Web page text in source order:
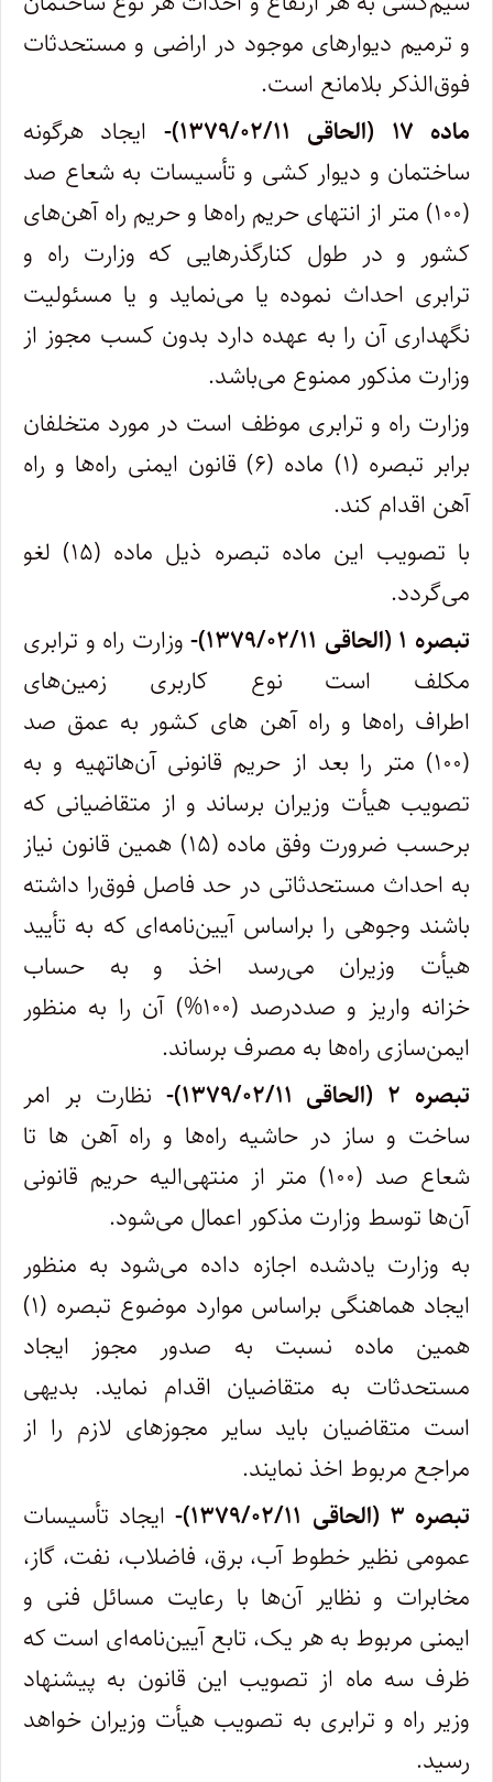
و ترمیم دیوارهاﻯ موجود در اراضی و مستحدثات
فوق‌الذکر بلامانع است.
‌ماده ۱۷ (الحاقی ۱۳۷۹/۰۲/۱۱)-
ایجاد هرگونه
ساختمان و دیوار کشی و تأسیسات به شعاع صد
(۱۰۰) متر از انتهای حریم راه‌ها و حریم راه آهن‌های
کشور و در طول کنار‌گذرهایی که وزارت راه و
ترابری احداث نموده یا می‌نماید و یا مسئولیت
نگهداری آن را به عهده دارد بدون کسب مجوز از
وزارت مذکور ممنوع می‌باشد.
وزارت راه و ترابری موظف است در مورد متخلفان
برابر تبصره (۱) ماده (۶) قانون ایمنی راه‌ها و راه
آهن اقدام کند.
‌با تصویب این ماده تبصره ذیل ماده (۱۵) لغو
می‌گردد.
‌تبصره ۱ (الحاقی ۱۳۷۹/۰۲/۱۱)-
وزارت راه و ترابری
مکلف است نوع کاربری زمین‌های
اطراف راه‌ها و راه آهن ‌های کشور به عمق صد
(۱۰۰) متر را بعد از حریم قانونی آن‌ها‌تهیه و به
تصویب هیأت وزیران برساند و از متقاضیانی که
برحسب ضرورت وفق ماده (۱۵) همین قانون نیاز
به احداث مستحدثاتی در حد فاصل فوق‌را داشته
باشند وجوهی را براساس آیین‌نامه‌ای که به تأیید
هیأت وزیران می‌رسد اخذ و به حساب
خزانه واریز و صددرصد (۱۰۰%) آن را به منظور
ایمن‌سازی راه‌ها به مصرف برساند.
تبصره ۲ (الحاقی ۱۳۷۹/۰۲/۱۱)-
نظارت بر امر
ساخت و ساز در حاشیه راه‌ها و راه آهن ‌ها تا
شعاع صد (۱۰۰) متر از منتهی‌الیه حریم قانونی
آن‌ها توسط وزارت مذکور اعمال می‌شود.
به وزارت یادشده اجازه داده می‌شود به منظور
ایجاد هماهنگی براساس موارد موضوع تبصره (۱)
همین ماده نسبت به صدور مجوز ایجاد
مستحدثات به متقاضیان اقدام نماید. بدیهی
است متقاضیان باید سایر مجوزهای لازم را از
مراجع مربوط اخذ نمایند.
تبصره ۳ (الحاقی ۱۳۷۹/۰۲/۱۱)-
ایجاد تأسیسات
عمومی نظیر خطوط آب، برق، فاضلاب، نفت، گاز،
مخابرات و نظایر آن‌ها با رعایت مسائل فنی و
ایمنی مربوط به هر یک،‌ تابع آیین‌نامه‌ای است که
ظرف سه ماه از تصویب این قانون به پیشنهاد
وزیر راه و ترابری به تصویب هیأت وزیران خواهد
رسید.